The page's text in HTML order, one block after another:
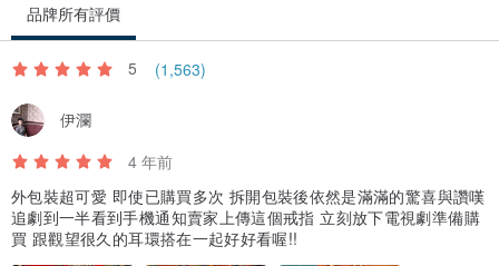
品牌所有評價
5 (1,563)
伊瀾
4 年前
外包裝超可愛 即使已購買多次 拆開包裝後依然是滿滿的驚喜與讚嘆
追劇到一半看到手機通知賣家上傳這個戒指 立刻放下電視劇準備購
買 跟觀望很久的耳環搭在一起好好看喔!!